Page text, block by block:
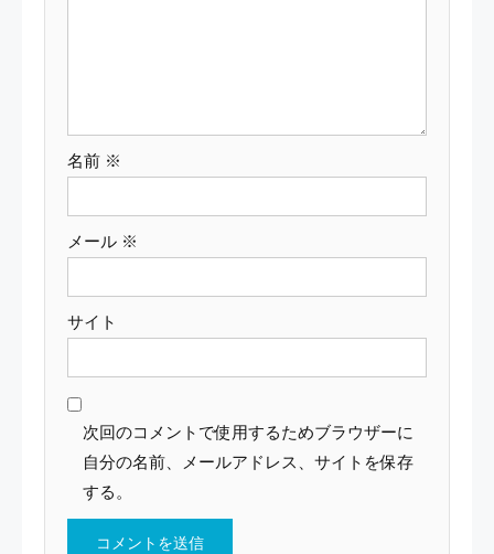
名前 ※
メール ※
サイト
次回のコメントで使用するためブラウザーに
自分の名前、メールアドレス、サイトを保存
する。